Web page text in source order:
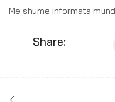
Më shumë informata
Share: